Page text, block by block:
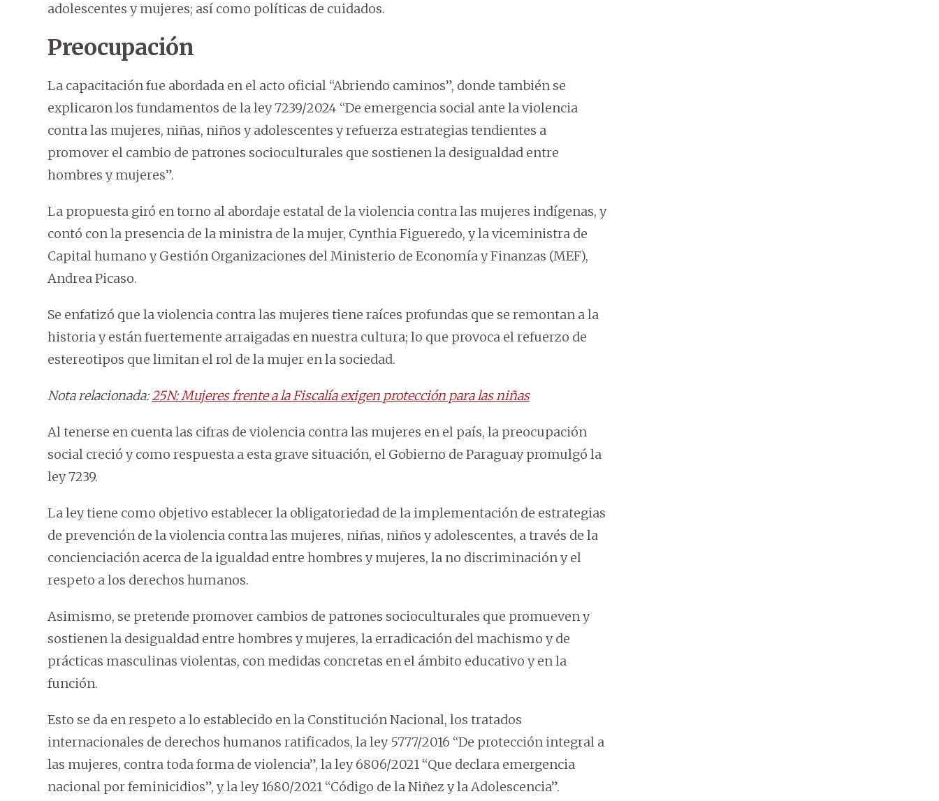
adolescentes y mujeres; así como políticas de cuidados.
Preocupación
La capacitación fue abordada en el acto oficial “Abriendo caminos”, donde también se
explicaron los fundamentos de la ley 7239/2024 “De emergencia social ante la violencia
contra las mujeres, niñas, niños y adolescentes y refuerza estrategias tendientes a
promover el cambio de patrones socioculturales que sostienen la desigualdad entre
hombres y mujeres”.
La propuesta giró en torno al abordaje estatal de la violencia contra las mujeres indígenas, y
contó con la presencia de la ministra de la mujer, Cynthia Figueredo, y la viceministra de
Capital humano y Gestión Organizaciones del Ministerio de Economía y Finanzas (MEF),
Andrea Picaso.
Se enfatizó que la violencia contra las mujeres tiene raíces profundas que se remontan a la
historia y están fuertemente arraigadas en nuestra cultura; lo que provoca el refuerzo de
estereotipos que limitan el rol de la mujer en la sociedad.
Nota relacionada:25N: Mujeres frente a la Fiscalía exigen protección para las niñas
Al tenerse en cuenta las cifras de violencia contra las mujeres en el país, la preocupación
social creció y como respuesta a esta grave situación, el Gobierno de Paraguay promulgó la
ley 7239.
La ley tiene como objetivo establecer la obligatoriedad de la implementación de estrategias
de prevención de la violencia contra las mujeres, niñas, niños y adolescentes, a través de la
concienciación acerca de la igualdad entre hombres y mujeres, la no discriminación y el
respeto a los derechos humanos.
Asimismo, se pretende promover cambios de patrones socioculturales que promueven y
sostienen la desigualdad entre hombres y mujeres, la erradicación del machismo y de
prácticas masculinas violentas, con medidas concretas en el ámbito educativo y en la
función.
Esto se da en respeto a lo establecido en la Constitución Nacional, los tratados
internacionales de derechos humanos ratificados, la ley 5777/2016 “De protección integral a
las mujeres, contra toda forma de violencia”, la ley 6806/2021 “Que declara emergencia
nacional por feminicidios”, y la ley 1680/2021 “Código de la Niñez y la Adolescencia”.